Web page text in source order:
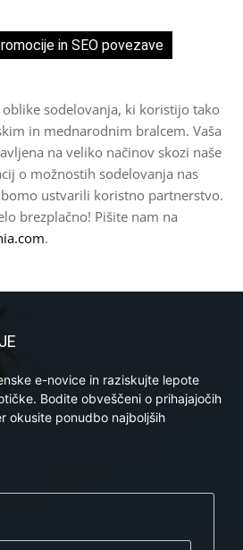
in SEO povezave
sodelovanja, ki koristijo tako
in mednarodnim bralcem. Vaša
na veliko načinov skozi naše
o možnostih sodelovanja nas
ustvarili koristno partnerstvo.
brezplačno! Pišite nam na
.
e-novice in raziskujte lepote
Bodite obveščeni o prihajajočih
okusite ponudbo najboljših